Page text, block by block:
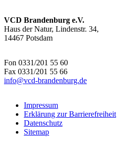
VCD Brandenburg e.V.
Haus der Natur, Lindenstr. 34,
14467 Potsdam
Fon 0331/201 55 60
Fax 0331/201 55 66
info@vcd-brandenburg.de
Impressum
Erklärung zur Barrierefreiheit
Datenschutz
Sitemap